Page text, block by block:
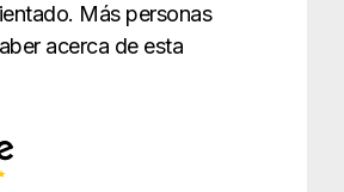
Más personas
acerca de esta